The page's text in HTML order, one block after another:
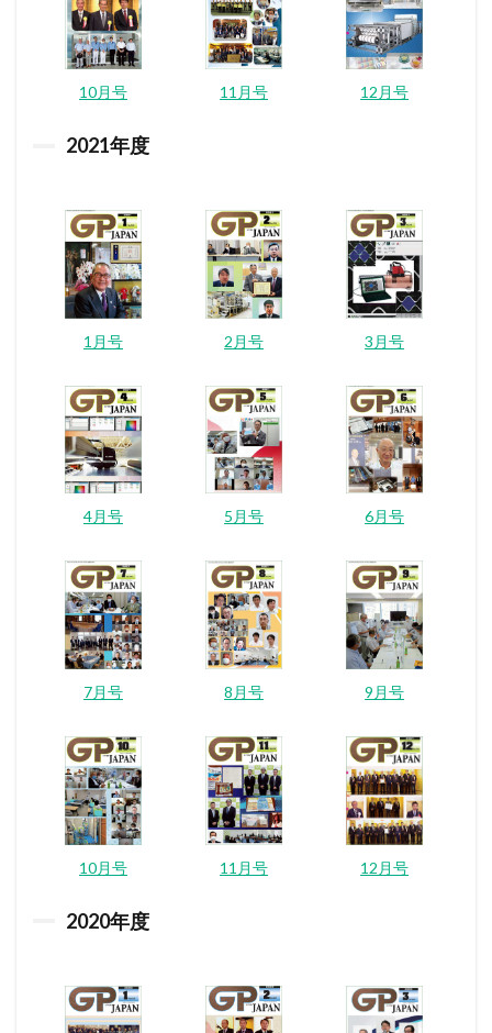
10月号 11月号 12月号
2021年度
1月号 2月号 3月号
4月号 5月号 6月号
7月号 8月号 9月号
10月号 11月号 12月号
2020年度